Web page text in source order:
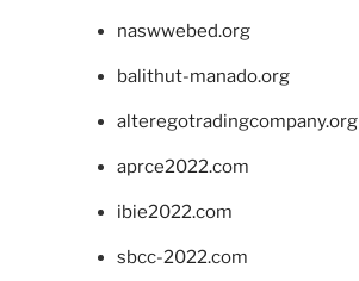
naswwebed.org
balithut-manado.org
alteregotradingcompany.org
aprce2022.com
ibie2022.com
sbcc-2022.com